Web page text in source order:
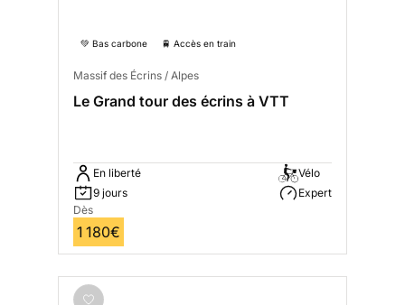
💚 Bas carbone 🚆 Accès en train
Massif des Écrins / Alpes
Le Grand tour des écrins à VTT
En liberté
9 jours
Vélo
Expert
Dès
1 180€